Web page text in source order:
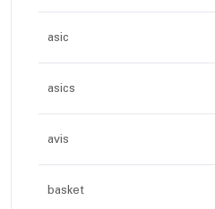
asic
asics
avis
basket